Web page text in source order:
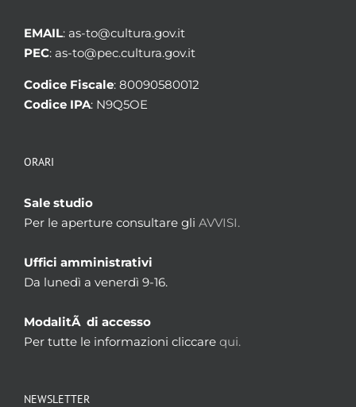
EMAIL: as-to@cultura.gov.it
PEC: as-to@pec.cultura.gov.it
Codice Fiscale: 80090580012
Codice IPA: N9Q5OE
ORARI
Sale studio
Per le aperture consultare gli AVVISI.
Uffici amministrativi
Da lunedì a venerdì 9-16.
ModalitÃ di accesso
Per tutte le informazioni cliccare qui.
NEWSLETTER